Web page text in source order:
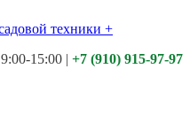
техники +
д.113
15:00 | +7 (910) 915-97-97